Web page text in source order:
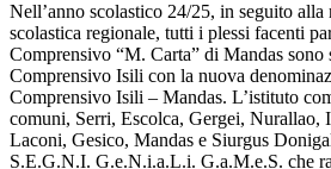
Nell’anno scolastico 24/25, in seguito
scolastica regionale, tutti i plessi facenti
Comprensivo “M. Carta” di Mandas sono
Comprensivo Isili con la nuova
Comprensivo Isili – Mandas. L’istituto
comuni, Serri, Escolca, Gergei, Nurallao,
Laconi, Gesico, Mandas e Siurgus
S.E.G.N.I. G.e.N.i.a.L.i. G.a.M.e.S. che